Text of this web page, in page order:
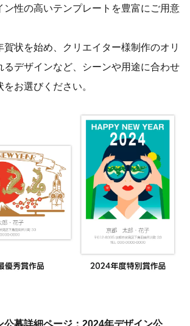
ン性の高いテンプレートを豊富にご用意
賀状を始め、クリエイター様制作のオリ
るデザインなど、シーンや用途に合わせ
お選びください。
募詳細ページ：2024年デザイン公